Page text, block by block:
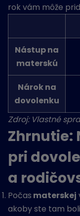
rok vám môže
Nástup na
materskú
Nárok na
dovolenku
Zdroj: Vlastné
Zhrnutie:
pri
a
Počas materskej
akoby ste tam